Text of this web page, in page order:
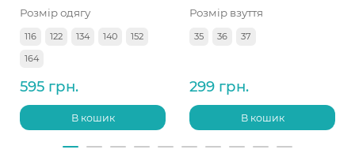
Розмір одягу
116 122 134 140
152
164
595 грн.
В кошик
Розмір взуття
35 36 37
299 грн.
В кошик